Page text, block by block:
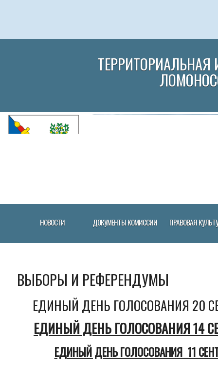
НОВОСТИ ДОКУМЕНТЫ КОМИССИИ ПРАВОВАЯ
ВЫБОРЫ И РЕФЕРЕНДУМЫ
ЕДИНЫЙ ДЕНЬ ГОЛОСОВАНИЯ 20
ЕДИНЫЙ ДЕНЬ ГОЛОСОВАНИЯ 14
ЕДИНЫЙ ДЕНЬ ГОЛОСОВАНИЯ 11